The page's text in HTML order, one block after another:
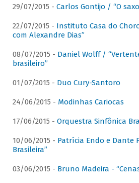
29/07/2015 - Carlos Gontijo / “O
22/07/2015 - Instituto Casa do
com Alexandre Dias”
08/07/2015 - Daniel Wolff /
brasileiro”
01/07/2015 - Duo Cury-Santoro
24/06/2015 - Modinhas Cariocas
17/06/2015 - Orquestra Sinfônica
10/06/2015 - Patrícia Endo e Dante
Brasileira”
03/06/2015 - Bruno Madeira -